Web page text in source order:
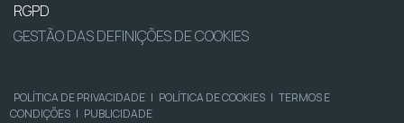
RGPD
GESTÃO DAS DEFINIÇÕES DE COOKIES
POLÍTICA DE PRIVACIDADE | POLÍTICA DE COOKIES | TERMOS E
CONDIÇÕES | PUBLICIDADE